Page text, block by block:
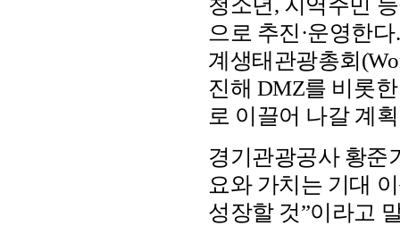
으로 추진·운영한
계생태관광총회
진해 DMZ를 비롯
로 이끌어 나갈 계
경기관광공사 황준
요와 가치는 기대
성장할 것”이라고